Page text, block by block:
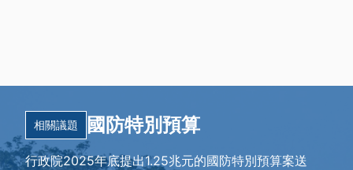
相關議題 國防特別預算
行政院2025年底提出1.25兆元的國防特別預算案送